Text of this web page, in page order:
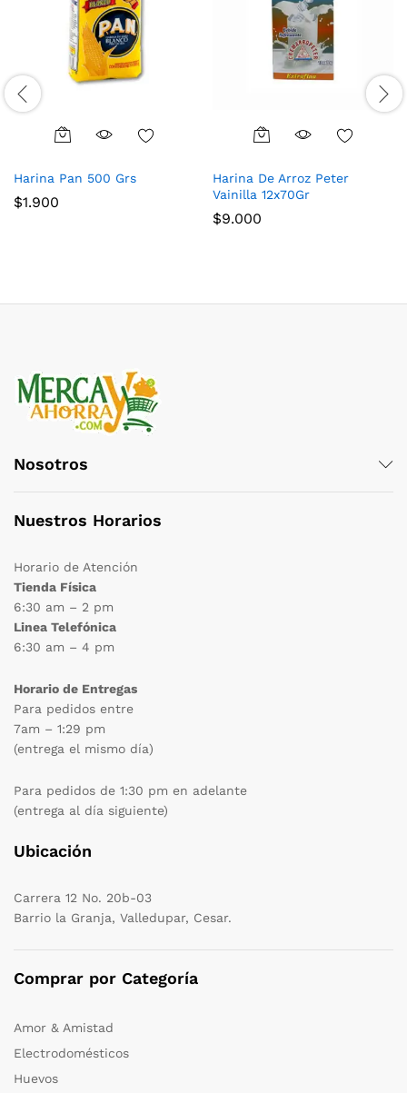
Harina Pan 500 Grs
$1.900
Harina De Arroz Peter
Vainilla 12x70Gr
$9.000
Nosotros
Nuestros Horarios
Horario de Atención
Tienda Física
6:30 am – 2 pm
Linea Telefónica
6:30 am – 4 pm
Horario de Entregas
Para pedidos entre
7am – 1:29 pm
(entrega el mismo día)
Para pedidos de 1:30 pm en adelante
(entrega al día siguiente)
Ubicación
Carrera 12 No. 20b-03
Barrio la Granja, Valledupar, Cesar.
Comprar por Categoría
Amor & Amistad
Electrodomésticos
Huevos